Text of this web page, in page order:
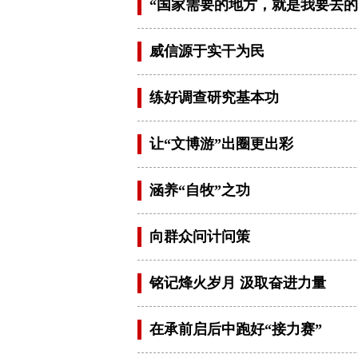
“国家需要的地方，就是我要去
威信源于实干为民
练好调查研究基本功
让“文博游”出圈更出彩
涵养“自牧”之功
向群众问计问策
铭记烽火岁月 汲取奋进力量
在承前启后中跑好“接力赛”